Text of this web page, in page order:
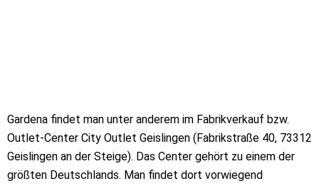
Gardena findet man unter anderem im Fabrikverkauf bzw.
Outlet-Center City Outlet Geislingen (Fabrikstraße 40, 73312
Geislingen an der Steige). Das Center gehört zu einem der
größten Deutschlands. Man findet dort vorwiegend